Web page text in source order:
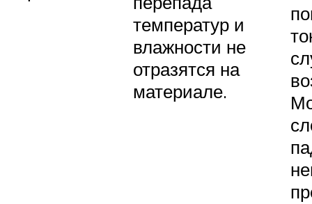
температур и
влажности не
отразятся на
материале.